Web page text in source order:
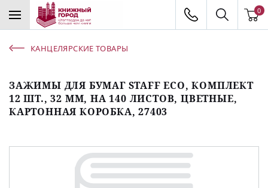
0
КАНЦЕЛЯРСКИЕ ТОВАРЫ
ЗАЖИМЫ ДЛЯ БУМАГ STAFF ECO, КОМПЛЕКТ
12 ШТ., 32 ММ, НА 140 ЛИСТОВ, ЦВЕТНЫЕ,
КАРТОННАЯ КОРОБКА, 27403